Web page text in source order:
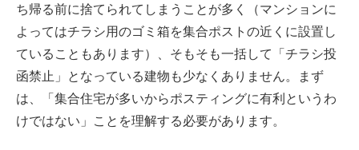
ち帰る前に捨てられてしまうことが多く（マンションに
よってはチラシ用のゴミ箱を集合ポストの近くに設置し
ていることもあります）、そもそも一括して「チラシ投
函禁止」となっている建物も少なくありません。まず
は、「集合住宅が多いからポスティングに有利というわ
けではない」ことを理解する必要があります。